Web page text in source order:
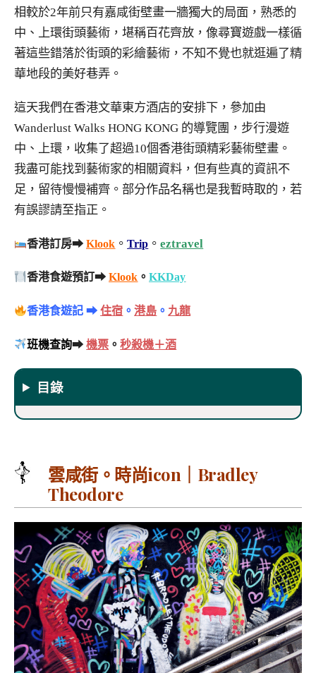
相較於2年前只有嘉咸街壁畫一牆獨大的局面，熟悉的
中、上環街頭藝術，堪稱百花齊放，像尋寶遊戲一樣循
著這些錯落於街頭的彩繪藝術，不知不覺也就逛遍了精
華地段的美好巷弄。
這天我們在香港文華東方酒店的安排下，參加由
Wanderlust Walks HONG KONG 的導覽團，步行漫遊
中、上環，收集了超過10個香港街頭精彩藝術壁畫。
我盡可能找到藝術家的相關資料，但有些真的資訊不
足，留待慢慢補齊。部分作品名稱也是我暫時取的，若
有誤謬請至指正。
香港訂房➡Klook 。Trip 。eztravel
香港食遊預訂➡Klook 。KKDay
香港食遊記 ➡住宿 。港島 。 九龍
班機查詢➡機票 。秒殺機＋酒
目錄
雲咸街。時尚icon｜Bradley
Theodore